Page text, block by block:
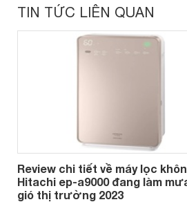
TIN TỨC LIÊN QUAN
Review chi tiết về máy lọc
Hitachi ep-a9000 đang làm
gió thị trường 2023